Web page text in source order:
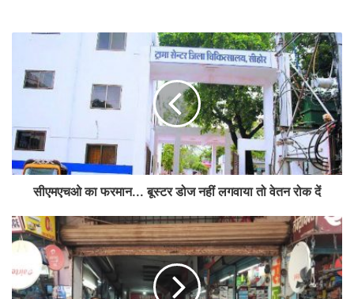
सीएमएचओ का फरमान... बूस्टर डोज नहीं लगवाया तो वेतन रोक दें